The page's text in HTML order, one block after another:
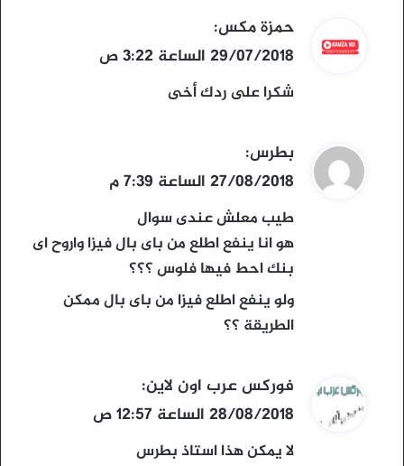
ي
ق
و
حمزة مكس:
29/07/2018 الساعة 3:22 ص
شكرا على ردك أخى
ي
ق
و
ل
بطرس:
27/08/2018 الساعة 7:39 م
طيب معلش عندى سوال
هو انا ينفع اطلع من باى بال فيزا واروح اى
بنك احط فيها فلوس ؟؟؟
ولو ينفع اطلع فيزا من باى بال ممكن
الطريقة ؟؟
ي
ق
و
فوركس عرب اون لاين:
28/08/2018 الساعة 12:57 ص
لا يمكن هذا استاذ بطرس